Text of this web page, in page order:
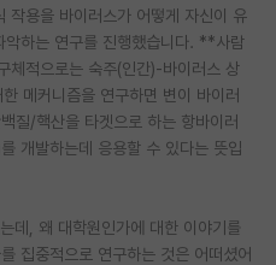
작용을 바이러스가 어떻게 자신이 유
악하는 연구를 진행했습니다. **사람
체적으로는 숙주(인간)-바이러스 상
메커니즘을 연구하면 변이 바이러
질/핵산을 타겟으로 하는 항바이러
개발하는데 응용할 수 있다는 뜻입
데, 왜 대학원인가에 대한 이야기를
집중적으로 연구하는 것은 어떠셨어